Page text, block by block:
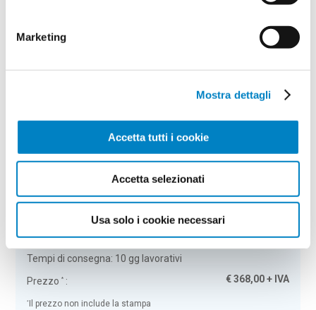
Marketing
Mostra dettagli
Accetta tutti i cookie
Accetta selezionati
Usa solo i cookie necessari
Vuoi caricare il tuo logo o grafica adesso? Potrai
Riepilogo ordine:
Colore:apple Quantità:25
Tempi di consegna: 10 gg lavorativi
Prezzo* : €368,00+ IVA
* Il prezzo non include la stampa